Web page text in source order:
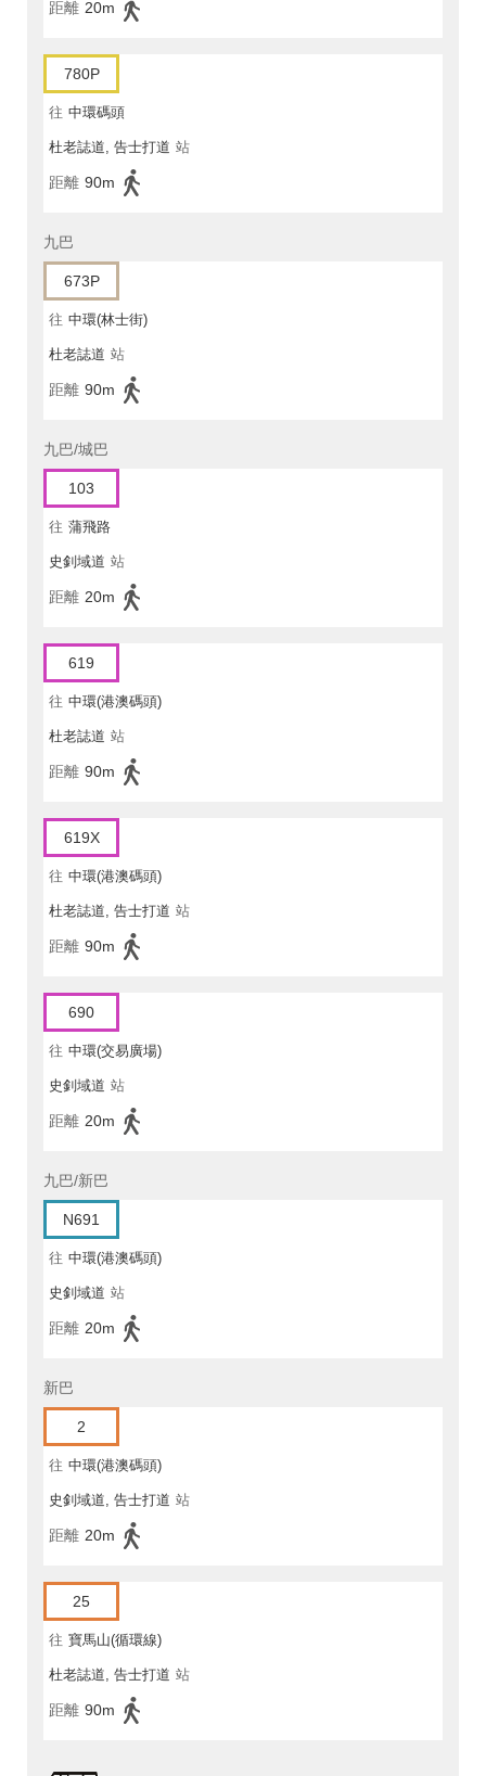
距離 20m
780P
往 中環碼頭
杜老誌道, 告士打道 站
距離 90m
九巴
673P
往 中環(林士街)
杜老誌道 站
距離 90m
九巴/城巴
103
往 蒲飛路
史釗域道 站
距離 20m
619
往 中環(港澳碼頭)
杜老誌道 站
距離 90m
619X
往 中環(港澳碼頭)
杜老誌道, 告士打道 站
距離 90m
690
往 中環(交易廣場)
史釗域道 站
距離 20m
九巴/新巴
N691
往 中環(港澳碼頭)
史釗域道 站
距離 20m
新巴
2
往 中環(港澳碼頭)
史釗域道, 告士打道 站
距離 20m
25
往 寶馬山(循環線)
杜老誌道, 告士打道 站
距離 90m